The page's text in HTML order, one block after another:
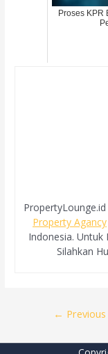
Proses KPR
Property Agancy
Indonesia.
Silahkan
←